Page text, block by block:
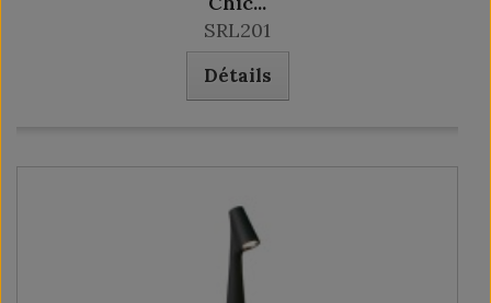
SRL201
Détails